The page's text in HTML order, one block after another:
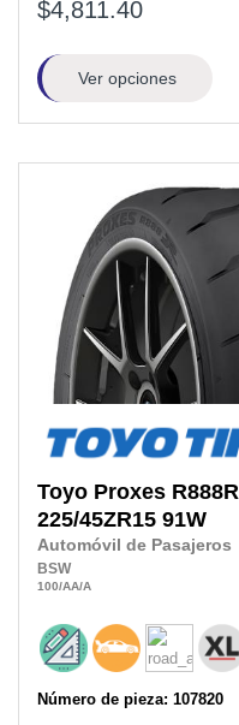
$4,811.40
Ver opciones
Toyo Proxes R888R
225/45ZR15 91W
Automóvil de Pasajeros
BSW
100/AA/A
Número de pieza: 107820